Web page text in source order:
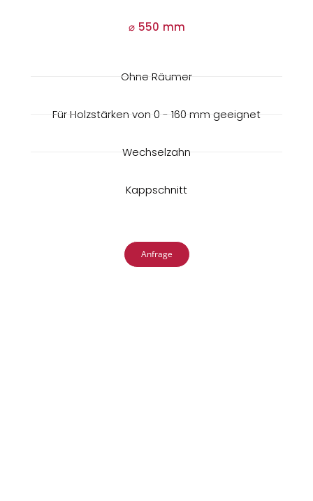
⌀ 550 mm
Ohne Räumer
Für Holzstärken von 0 - 160 mm geeignet
Wechselzahn
Kappschnitt
Anfrage